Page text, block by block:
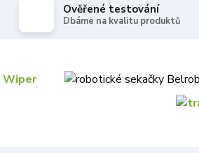
Ověřené testování
Dbáme na kvalitu produktů